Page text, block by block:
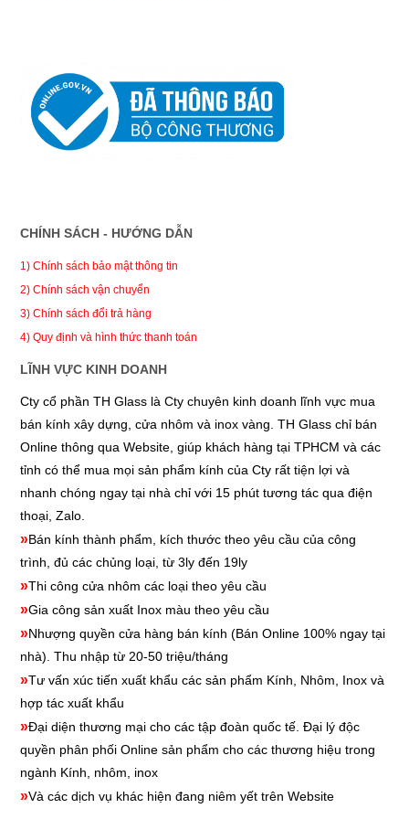
CHÍNH SÁCH - HƯỚNG DẪN
1) Chính sách bảo mật thông tin
2) Chính sách vận chuyển
3) Chính sách đổi trả hàng
4) Quy định và hình thức thanh toán
LĨNH VỰC KINH DOANH
Cty cổ phần TH Glass là Cty chuyên kinh doanh lĩnh vực mua
bán kính xây dựng, cửa nhôm và inox vàng. TH Glass chỉ bán
Online thông qua Website, giúp khách hàng tại TPHCM và các
tỉnh có thể mua mọi sản phẩm kính của Cty rất tiện lợi và
nhanh chóng ngay tại nhà chỉ với 15 phút tương tác qua điện
thoại, Zalo.
»Bán kính thành phẩm, kích thước theo yêu cầu của công
trình, đủ các chủng loại, từ 3ly đến 19ly
»Thi công cửa nhôm các loại theo yêu cầu
»Gia công sản xuất Inox màu theo yêu cầu
»Nhượng quyền cửa hàng bán kính (Bán Online 100% ngay tại
nhà). Thu nhập từ 20-50 triệu/tháng
»Tư vấn xúc tiến xuất khẩu các sản phẩm Kính, Nhôm, Inox và
hợp tác xuất khẩu
»Đại diện thương mại cho các tập đoàn quốc tế. Đại lý độc
quyền phân phối Online sản phẩm cho các thương hiệu trong
ngành Kính, nhôm, inox
»Và các dịch vụ khác hiện đang niêm yết trên Website